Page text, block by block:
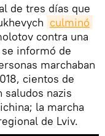
de tres días que
culminó
contra una
se informó de
marchaban
cientos de
saludos nazis
la marcha
de Lviv.